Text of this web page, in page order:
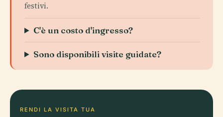
festivi.
C'è un costo d'ingresso?
Sono disponibili visite guidate?
RENDI LA VISITA TUA